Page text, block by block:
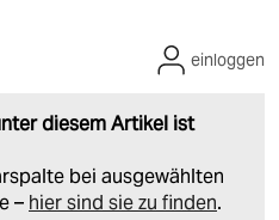
diesem Artikel ist
bei ausgewählten
– hier sind sie zu finden.
einloggen